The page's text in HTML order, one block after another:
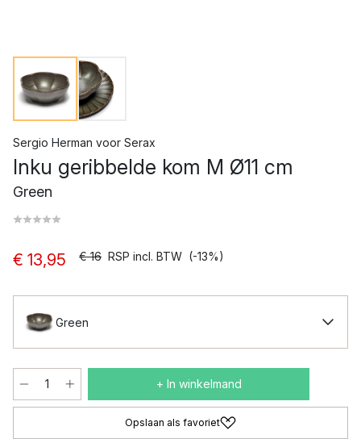
Sergio Herman voor Serax
Inku geribbelde kom M Ø11 cm
Green
€ 13,95 € 16 RSP incl. BTW (-13%)
Green
+ In winkelmand
Opslaan als favoriet